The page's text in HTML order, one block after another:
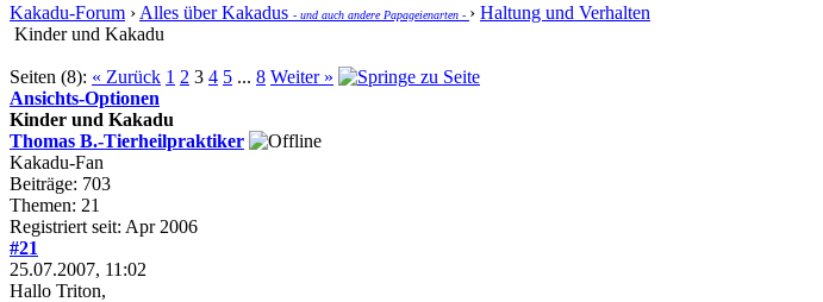
Kakadu-Forum › Alles über Kakadus - und auch andere Papageienarten - › Haltung und Verhalten
Kinder und Kakadu
Seiten (8): « Zurück 1 2 3 4 5 ... 8 Weiter »
Ansichts-Optionen
Kinder und Kakadu
Thomas B.-Tierheilpraktiker
Kakadu-Fan
Beiträge: 703
Themen: 21
Registriert seit: Apr 2006
#21
25.07.2007, 11:02
Hallo Triton,